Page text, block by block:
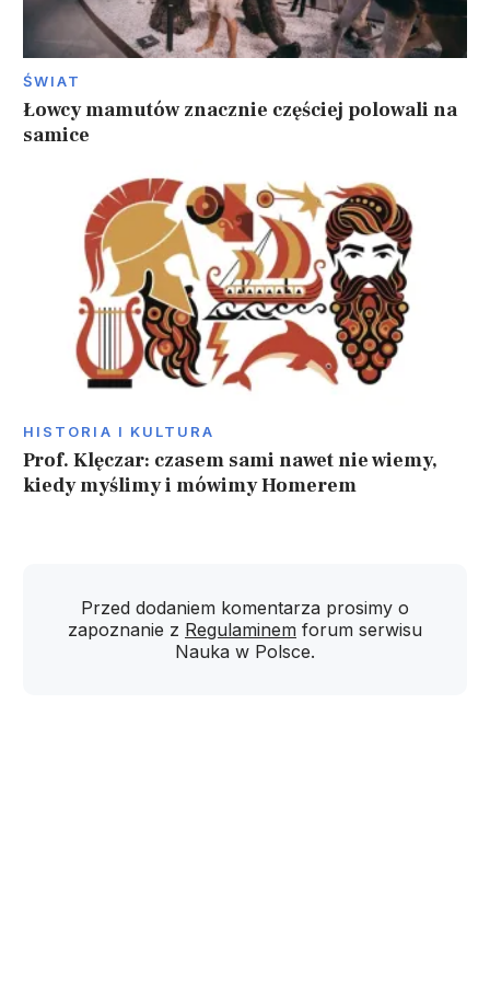
ŚWIAT
Łowcy mamutów znacznie częściej polowali na
samice
HISTORIA I KULTURA
Prof. Klęczar: czasem sami nawet nie wiemy,
kiedy myślimy i mówimy Homerem
Przed dodaniem komentarza prosimy o
zapoznanie z Regulaminem forum serwisu
Nauka w Polsce.